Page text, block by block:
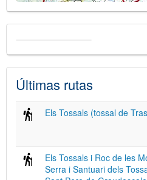
Últimas rutas
Els Tossals (tossal de
Els Tossals i Roc de les
Serra i Santuari dels